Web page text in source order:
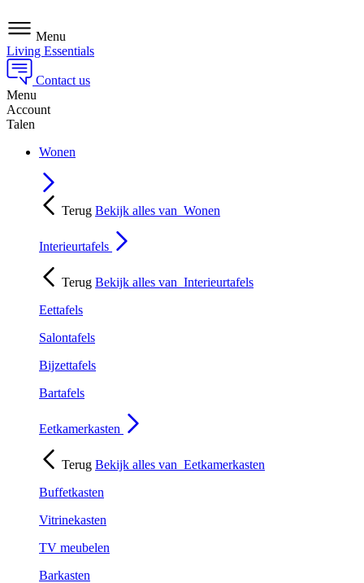
Menu
Living Essentials
Contact us
Menu
Account
Talen
Wonen
Terug Bekijk alles van Wonen
Interieurtafels
Terug Bekijk alles van Interieurtafels
Eettafels
Salontafels
Bijzettafels
Bartafels
Eetkamerkasten
Terug Bekijk alles van Eetkamerkasten
Buffetkasten
Vitrinekasten
TV meubelen
Barkasten